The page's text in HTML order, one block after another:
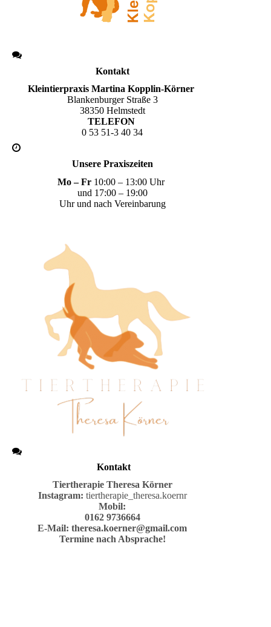
Kontakt
Kleintierpraxis Martina Kopplin-Körner
Blankenburger Straße 3
38350 Helmstedt
TELEFON
0 53 51-3 40 34
Unsere Praxiszeiten
Mo – Fr 10:00 – 13:00 Uhr
und 17:00 – 19:00
Uhr und nach Vereinbarung
Kontakt
Tiertherapie Theresa Körner
Instagram: tiertherapie_theresa.koernr
Mobil:
0162 9736664
E-Mail: theresa.koerner@gmail.com
Termine nach Absprache!